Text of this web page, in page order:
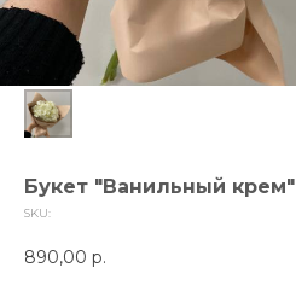
Букет "Ванильный крем"
SKU:
890,00 р.